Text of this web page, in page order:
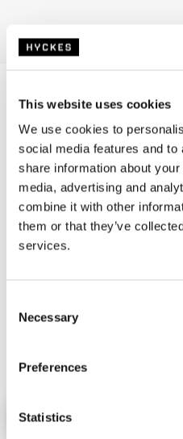
This website uses cookies
We use cookies to
social media features and
share information about
media, advertising and
combine it with other
them or that they’ve
services.
Necessary
Preferences
Statistics
Gerelateerde
Liever een andere
beter bij je wensen
kijkje.